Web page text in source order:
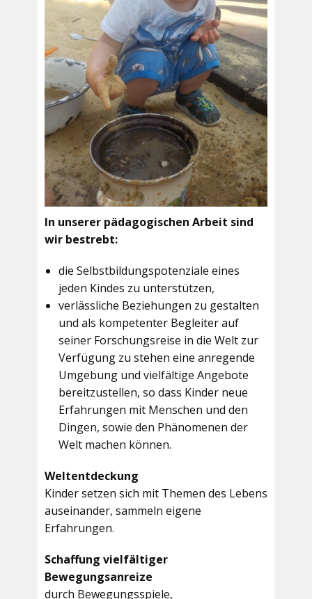
In unserer pädagogischen Arbeit sind
wir bestrebt:
die Selbstbildungspotenziale eines
jeden Kindes zu unterstützen,
verlässliche Beziehungen zu gestalten
und als kompetenter Begleiter auf
seiner Forschungsreise in die Welt zur
Verfügung zu stehen eine anregende
Umgebung und vielfältige Angebote
bereitzustellen, so dass Kinder neue
Erfahrungen mit Menschen und den
Dingen, sowie den Phänomenen der
Welt machen können.
Weltentdeckung
Kinder setzen sich mit Themen des Lebens
auseinander, sammeln eigene
Erfahrungen.
Schaffung vielfältiger
Bewegungsanreize
durch Bewegungsspiele,